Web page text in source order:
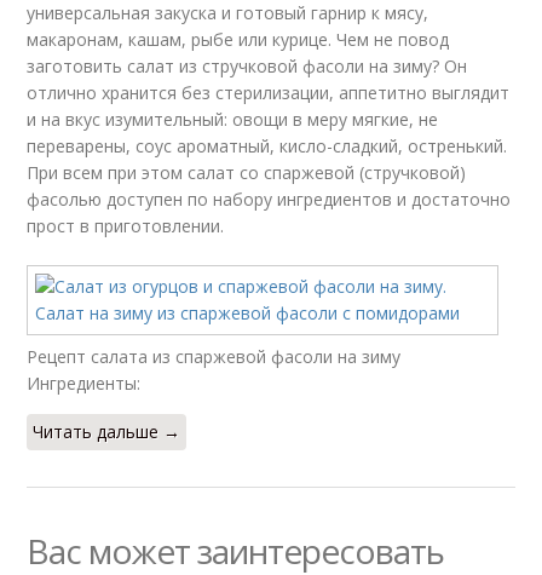
универсальная закуска и готовый гарнир к мясу,
макаронам, кашам, рыбе или курице. Чем не повод
заготовить салат из стручковой фасоли на зиму? Он
отлично хранится без стерилизации, аппетитно выглядит
и на вкус изумительный: овощи в меру мягкие, не
переварены, соус ароматный, кисло-сладкий, остренький.
При всем при этом салат со спаржевой (стручковой)
фасолью доступен по набору ингредиентов и достаточно
прост в приготовлении.
Рецепт салата из спаржевой фасоли на зиму
Ингредиенты:
Читать дальше →
Вас может заинтересовать